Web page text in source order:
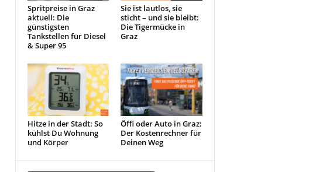
Spritpreise in Graz
aktuell: Die
günstigsten
Tankstellen für Diesel
& Super 95
Sie ist lautlos, sie
sticht – und sie bleibt:
Die Tigermücke in
Graz
Hitze in der Stadt: So
kühlst Du Wohnung
und Körper
Öffi oder Auto in Graz:
Der Kostenrechner für
Deinen Weg